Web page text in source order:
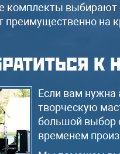
комплекты
на
к
Если вам нужна
творческую
большой выбор
временем